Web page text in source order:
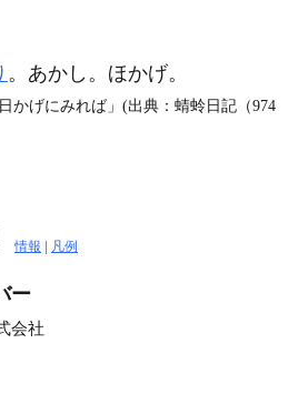
。あかし。ほかげ。
かげにみれば」(出典：蜻蛉日記（974
情報 | 凡例
ー
会社